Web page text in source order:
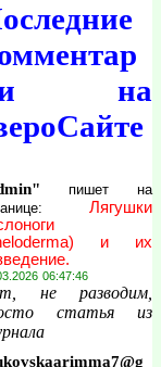
на
пишет на
Лягушки
и их
06:47:46
не разводим,
статья из